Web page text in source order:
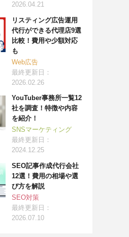
2026.04.21
リスティング広告運用
代行ができる代理店9選
比較！費用や少額対応
も
Web広告
最終更新日：
2026.02.26
YouTuber事務所一覧12
社を調査！特徴や内容
を紹介！
SNSマーケティング
最終更新日：
2024.12.25
SEO記事作成代行会社
12選！費用の相場や選
び方を解説
SEO対策
最終更新日：
2026.07.10